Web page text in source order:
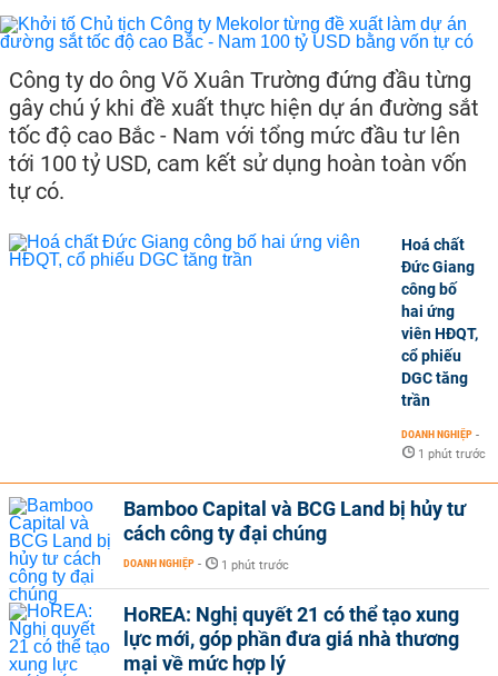
Công ty do ông Võ Xuân Trường đứng đầu từng
gây chú ý khi đề xuất thực hiện dự án đường sắt
tốc độ cao Bắc - Nam với tổng mức đầu tư lên
tới 100 tỷ USD, cam kết sử dụng hoàn toàn vốn
tự có.
Hoá chất
Đức Giang
công bố
hai ứng
viên HĐQT,
cổ phiếu
DGC tăng
trần
DOANH NGHIỆP -
1 phút trước
Bamboo Capital và BCG Land bị hủy tư
cách công ty đại chúng
DOANH NGHIỆP - 1 phút trước
HoREA: Nghị quyết 21 có thể tạo xung
lực mới, góp phần đưa giá nhà thương
mại về mức hợp lý